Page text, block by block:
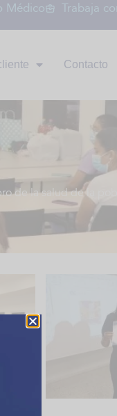
Médico Trabaja
Contacto
de la salud de la